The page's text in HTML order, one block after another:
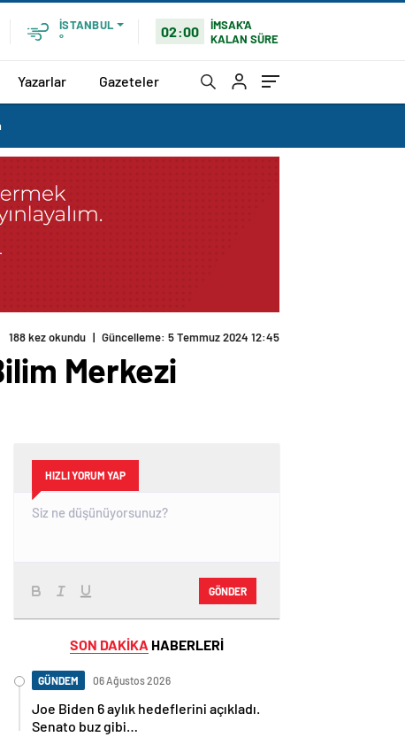
İSTANBUL
°
02:00
İMSAK'A
KALAN SÜRE
Yazarlar Gazeteler
Merkezi
HIZLI YORUM YAP
GÖNDER
SON DAKİKA HABERLERİ
GÜNDEM 06 Ağustos 2026
Joe Biden 6 aylık hedeflerini açıkladı.
Senato buz gibi…